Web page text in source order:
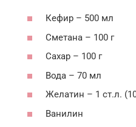
Кефир – 500 мл
Сметана – 100 г
Сахар – 100 г
Вода – 70 мл
Желатин – 1 ст.л.
Ванилин